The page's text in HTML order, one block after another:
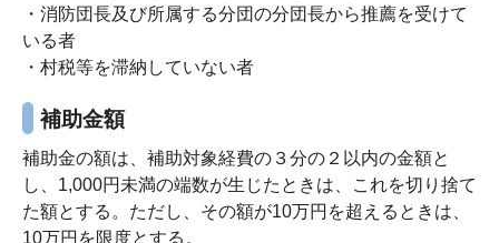
・消防団長及び所属する分団の分団長から推薦を受けて
いる者
・村税等を滞納していない者
補助金額
補助金の額は、補助対象経費の３分の２以内の金額と
し、1,000円未満の端数が生じたときは、これを切り捨て
た額とする。ただし、その額が10万円を超えるときは、
10万円を限度とする。